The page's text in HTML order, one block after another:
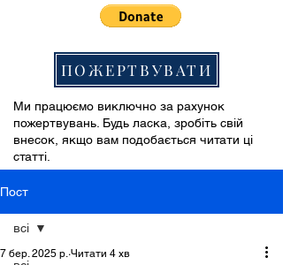
ПОЖЕРТВУВАТИ
Ми працюємо виключно за рахунок
пожертвувань. Будь ласка, зробіть свій
внесок, якщо вам подобається читати ці
статті.
Пост
всі
7 бер. 2025 р. Читати 4 хв